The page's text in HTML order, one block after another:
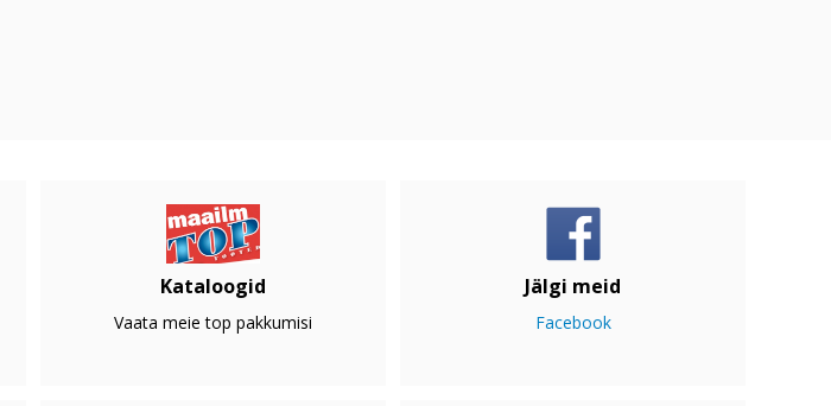
Kataloogid
Vaata meie top pakkumisi
Jälgi meid
Facebook